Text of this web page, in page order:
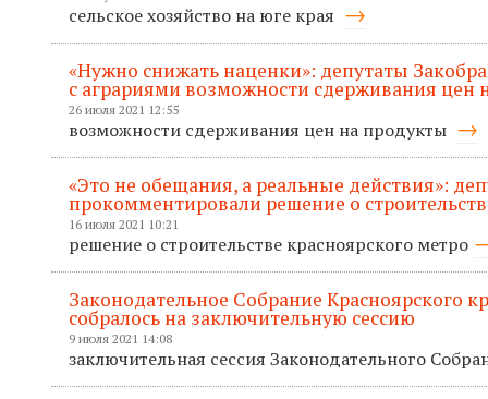
сельское хозяйство на юге края
«Нужно снижать наценки»: депутаты
с аграриями возможности сдерживания цен
26 июля 2021 12:55
возможности сдерживания цен на продукты
«Это не обещания, а реальные действия»:
прокомментировали решение о
16 июля 2021 10:21
решение о строительстве красноярского метро
Законодательное Собрание Красноярского
собралось на заключительную сессию
9 июля 2021 14:08
заключительная сессия Законодательного